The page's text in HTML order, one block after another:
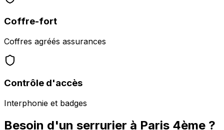
Coffre-fort
Coffres agréés assurances
Contrôle d'accès
Interphonie et badges
Besoin d'un serrurier à Paris 4ème ?